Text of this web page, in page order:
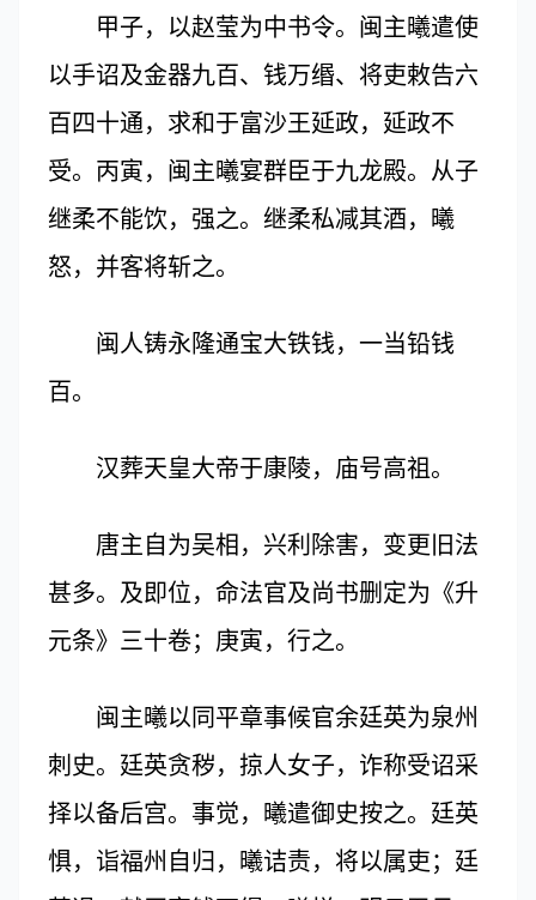
甲子，以赵莹为中书令。闽主曦遣使
以手诏及金器九百、钱万缗、将吏敕告六
百四十通，求和于富沙王延政，延政不
受。丙寅，闽主曦宴群臣于九龙殿。从子
继柔不能饮，强之。继柔私减其酒，曦
怒，并客将斩之。
闽人铸永隆通宝大铁钱，一当铅钱
百。
汉葬天皇大帝于康陵，庙号高祖。
唐主自为吴相，兴利除害，变更旧法
甚多。及即位，命法官及尚书删定为《升
元条》三十卷；庚寅，行之。
闽主曦以同平章事候官余廷英为泉州
刺史。廷英贪秽，掠人女子，诈称受诏采
择以备后宫。事觉，曦遣御史按之。廷英
惧，诣福州自归，曦诘责，将以属吏；廷